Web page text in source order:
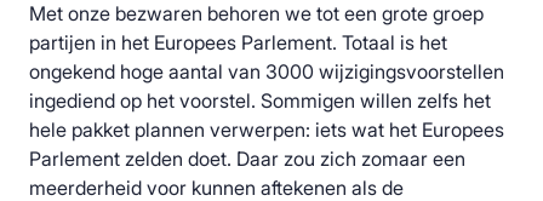
Met onze bezwaren behoren we tot een grote groep
partijen in het Europees Parlement. Totaal is het
ongekend hoge aantal van 3000 wijzigingsvoorstellen
ingediend op het voorstel. Sommigen willen zelfs het
hele pakket plannen verwerpen: iets wat het Europees
Parlement zelden doet. Daar zou zich zomaar een
meerderheid voor kunnen aftekenen als de